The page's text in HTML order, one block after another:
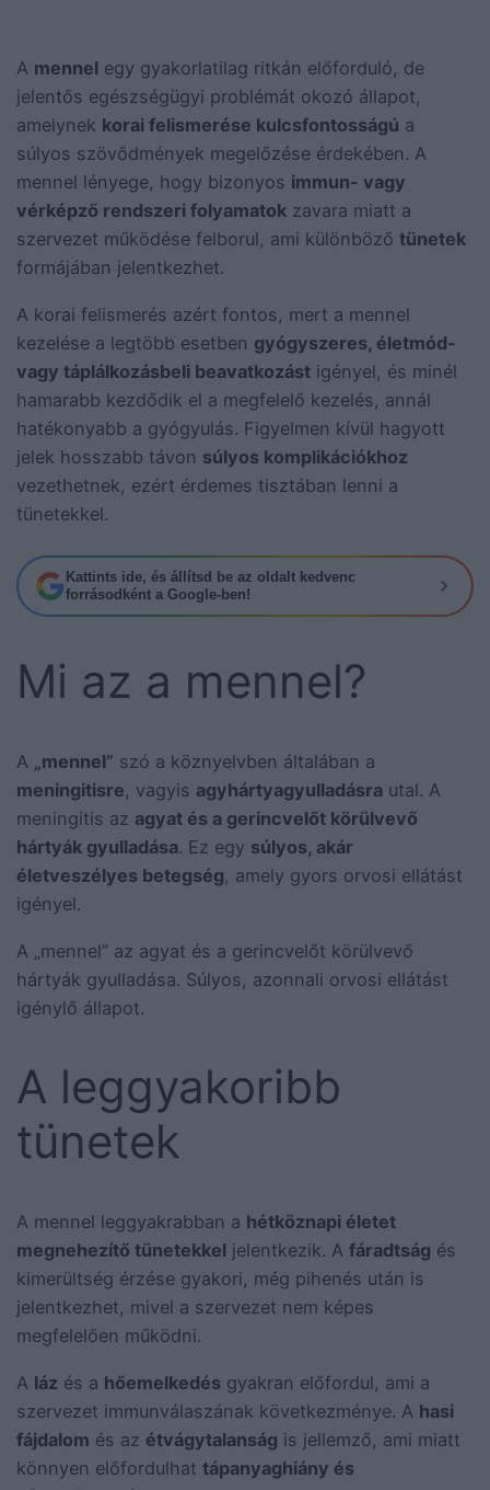
A mennel egy gyakorlatilag ritkán előforduló, de
jelentős egészségügyi problémát okozó állapot,
amelynek korai felismerése kulcsfontosságú a
súlyos szövődmények megelőzése érdekében. A
mennel lényege, hogy bizonyos immun- vagy
vérképző rendszeri folyamatok zavara miatt a
szervezet működése felborul, ami különbözőtünetek
formájában jelentkezhet.
A korai felismerés azért fontos, mert a mennel
kezelése a legtöbb esetben gyógyszeres, életmód-
vagy táplálkozásbeli beavatkozást igényel, és minél
hamarabb kezdődik el a megfelelő kezelés, annál
hatékonyabb a gyógyulás. Figyelmen kívül hagyott
jelek hosszabb távon súlyos komplikációkhoz
vezethetnek, ezért érdemes tisztában lenni a
tünetekkel.
Kattints ide, és állítsd be az oldalt kedvenc
forrásodként a Google-ben!
Mi az a mennel?
A „mennel” szó a köznyelvben általában a
meningitisre, vagyis agyhártyagyulladásra utal. A
meningitis az agyat és a gerincvelőt körülvevő
hártyák gyulladása. Ez egy súlyos, akár
életveszélyes betegség, amely gyors orvosi ellátást
igényel.
A „mennel” az agyat és a gerincvelőt körülvevő
hártyák gyulladása. Súlyos, azonnali orvosi ellátást
igénylő állapot.
A leggyakoribb
tünetek
A mennel leggyakrabban a hétköznapi életet
megnehezítő tünetekkel jelentkezik. Afáradtság és
kimerültség érzése gyakori, még pihenés után is
jelentkezhet, mivel a szervezet nem képes
megfelelően működni.
A láz és a hőemelkedés gyakran előfordul, ami a
szervezet immunválaszának következménye. A hasi
fájdalom és az étvágytalanság is jellemző, ami miatt
könnyen előfordulhattápanyaghiány és